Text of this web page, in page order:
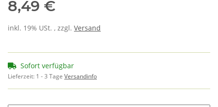
8,49 €
inkl. 19% USt. , zzgl. Versand
Sofort verfügbar
Lieferzeit: 1 - 3 Tage Versandinfo